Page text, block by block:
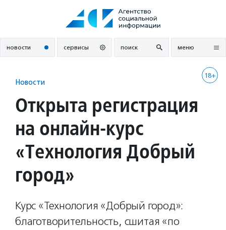
новости сервисы поиск меню
18+
Новости
Открыта регистрация
на онлайн-курс
«Технология Добрый
город»
Курс «Технология «Добрый город»:
благотворительность, сшитая «по